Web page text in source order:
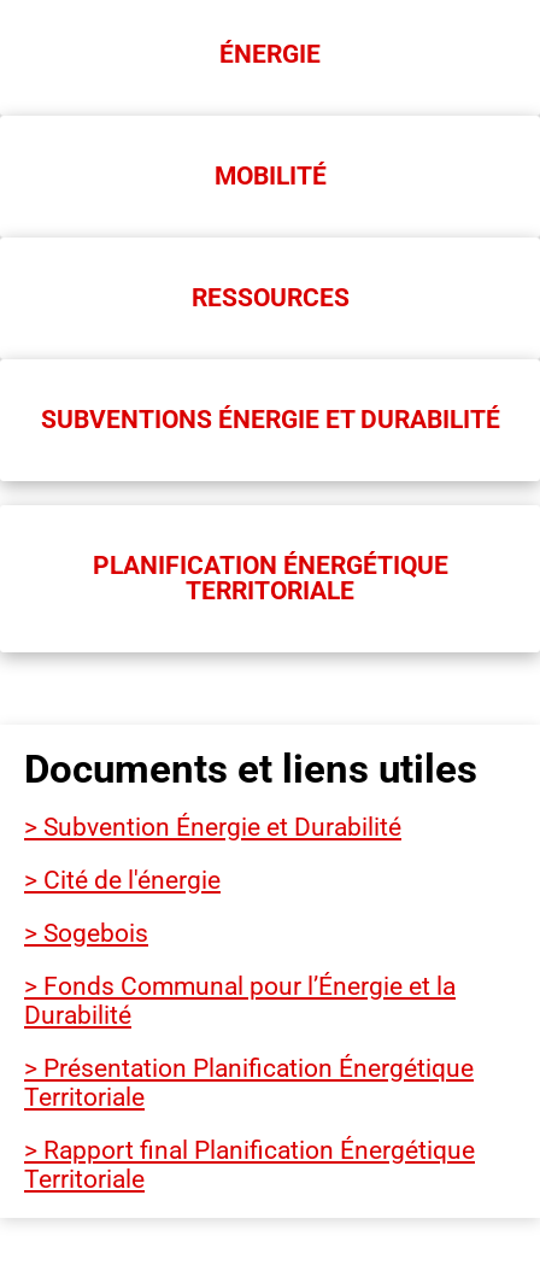
ÉNERGIE
MOBILITÉ
RESSOURCES
SUBVENTIONS ÉNERGIE ET DURABILITÉ
PLANIFICATION ÉNERGÉTIQUE
TERRITORIALE
Documents et liens utiles
> Subvention Énergie et Durabilité
> Cité de l'énergie
> Sogebois
> Fonds Communal pour l’Énergie et la
Durabilité
> Présentation Planification Énergétique
Territoriale
> Rapport final Planification Énergétique
Territoriale